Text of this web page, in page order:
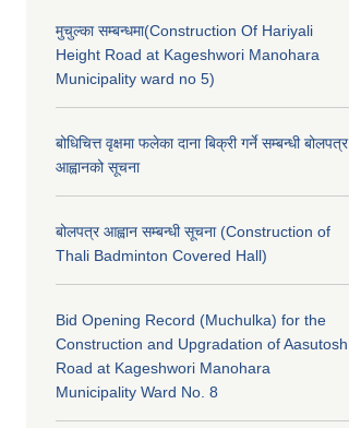
मुचुल्का सम्बन्धमा(Construction Of Hariyali
Height Road at Kageshwori Manohara
Municipality ward no 5)
बोधिचित्त वृक्षमा फलेका दाना बिक्री गर्ने सम्बन्धी बोलपत्र
आह्वानको सूचना
बोलपत्र आह्वान सम्बन्धी सूचना (Construction of
Thali Badminton Covered Hall)
Bid Opening Record (Muchulka) for the
Construction and Upgradation of Aasutosh
Road at Kageshwori Manohara
Municipality Ward No. 8